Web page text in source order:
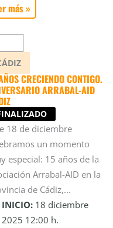
más »
CRECIENDO CONTIGO.
ARRABAL-AID
18 de diciembre
un momento
especial: 15 años de la
Arrabal-AID en la
de Cádiz,...
INICIO: 18 diciembre
2025 12:00 h.